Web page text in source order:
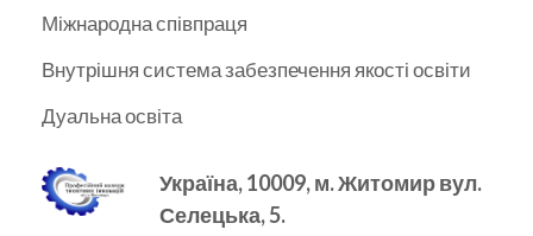
Міжнародна співпраця
Внутрішня система забезпечення якості освіти
Дуальна освіта
Україна, 10009, м.Житомир вул.
Селецька, 5.